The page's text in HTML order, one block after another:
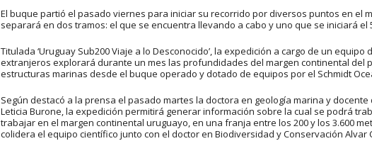
El buque partió el pasado viernes para iniciar su recorrido por diversos puntos en el
separará en dos tramos: el que se encuentra llevando a cabo y uno que se iniciará el
Titulada ‘Uruguay Sub200 Viaje a lo Desconocido’, la expedición a cargo de un
extranjeros explorará durante un mes las profundidades del margen continental del
estructuras marinas desde el buque operado y dotado de equipos por el Schmidt
Según destacó a la prensa el pasado martes la doctora en geología marina y docente
Leticia Burone, la expedición permitirá generar información sobre la cual se podrá
trabajar en el margen continental uruguayo, en una franja entre los 200 y los 3.600
colidera el equipo científico junto con el doctor en Biodiversidad y Conservación Alvar